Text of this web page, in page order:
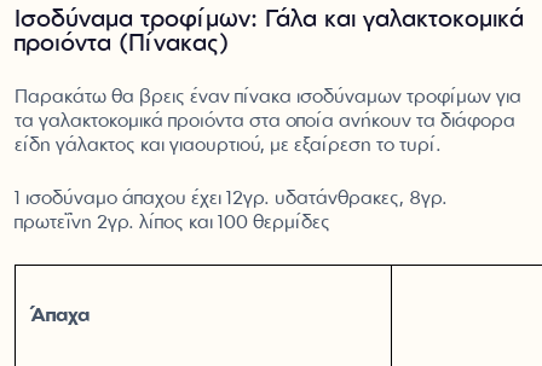
Ισοδύναμα τροφίμων: Γάλα και γαλακτοκομικά
προϊόντα (Πίνακας)
Παρακάτω θα βρεις έναν πίνακα ισοδύναμων τροφίμων για
τα γαλακτοκομικά προϊόντα στα οποία ανήκουν τα διάφορα
είδη γάλακτος και γιαουρτιού, με εξαίρεση το τυρί.
1 ισοδύναμο άπαχου έχει 12γρ. υδατάνθρακες, 8γρ.
πρωτεΐνη 2γρ. λίπος και 100 θερμίδες
Άπαχα